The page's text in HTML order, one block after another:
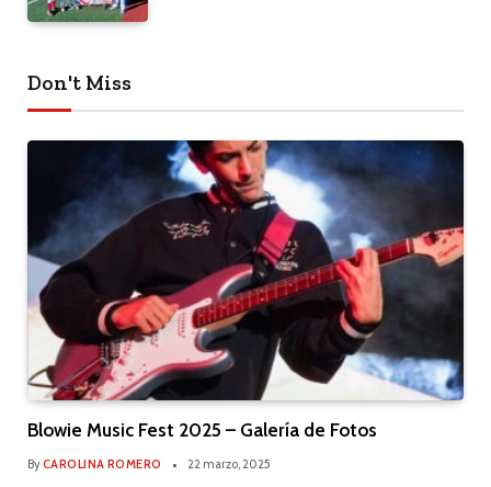
Don't Miss
Blowie Music Fest 2025 – Galería de Fotos
ByCAROLINA ROMERO 22 marzo, 2025